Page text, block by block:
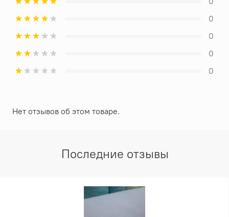
0
0
0
0
Нет отзывов об этом товаре.
Последние отзывы